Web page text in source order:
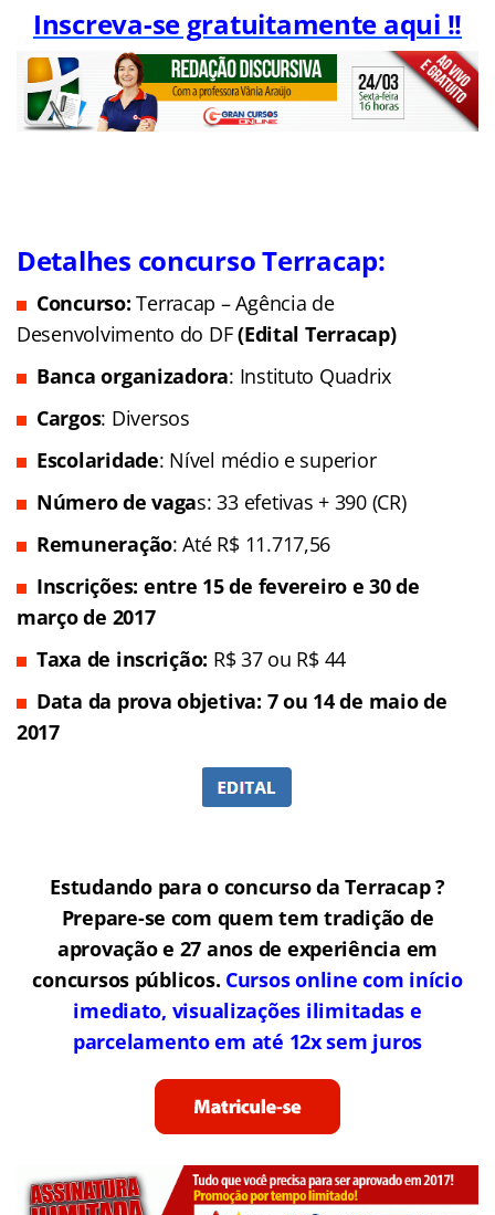
Inscreva-se gratuitamente aqui !!
Detalhes concurso Terracap:
Concurso:Terracap – Agência de
Desenvolvimento do DF(Edital Terracap)
Banca organizadora: Instituto Quadrix
Cargos: Diversos
Escolaridade: Nível médio e superior
Número de vagas: 33 efetivas + 390 (CR)
Remuneração: Até R$ 11.717,56
Inscrições: entre 15 de fevereiro e 30 de
março de 2017
Taxa de inscrição: R$ 37 ou R$ 44
Data da prova objetiva: 7 ou 14 de maio de
2017
Estudando para o concurso da Terracap ?
Prepare-se com quem tem tradição de
aprovação e 27 anos de experiência em
concursos públicos. Cursos online com início
imediato, visualizações ilimitadas e
parcelamento em até 12x sem juros